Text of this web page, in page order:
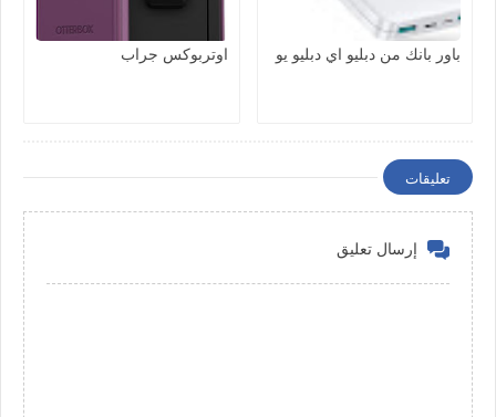
باور بانك من دبليو اي دبليو يو اوتربوكس جراب
تعليقات
إرسال تعليق